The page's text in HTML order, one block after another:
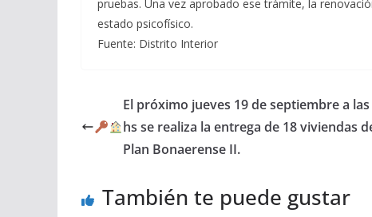
pruebas. Una vez aprobado ese trámite, la
estado psicofísico.
Fuente: Distrito Interior
El próximo jueves 19 de septiembre a las
hs se realiza la entrega de 18 viviendas
Plan Bonaerense II.
También te puede gustar